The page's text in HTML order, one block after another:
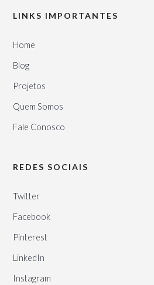
LINKS IMPORTANTES
Home
Blog
Projetos
Quem Somos
Fale Conosco
REDES SOCIAIS
Twitter
Facebook
Pinterest
LinkedIn
Instagram